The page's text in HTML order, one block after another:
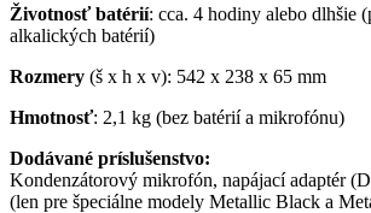
Životnosť batérií: cca. 4 hodiny alebo dlhšie
alkalických batérií)
Rozmery (š x h x v): 542 x 238 x 65 mm
Hmotnosť: 2,1 kg (bez batérií a mikrofónu)
Dodávané príslušenstvo:
Kondenzátorový mikrofón, napájací adaptér
(len pre špeciálne modely Metallic Black a